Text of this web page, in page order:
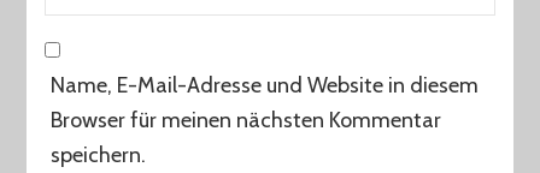
Name, E-Mail-Adresse und Website in diesem
Browser für meinen nächsten Kommentar
speichern.